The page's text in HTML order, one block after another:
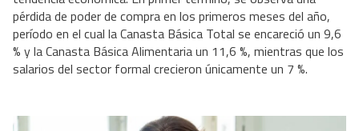
pérdida de poder de compra en los primeros meses del año,
período en el cual la Canasta Básica Total se encareció un 9,6
% y la Canasta Básica Alimentaria un 11,6 %, mientras que los
salarios del sector formal crecieron únicamente un 7 %.